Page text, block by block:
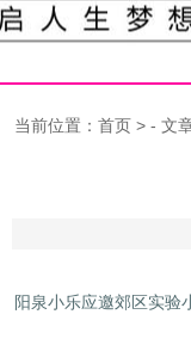
当前位置： 首页 > - 文
阳泉小乐应邀郊区实验